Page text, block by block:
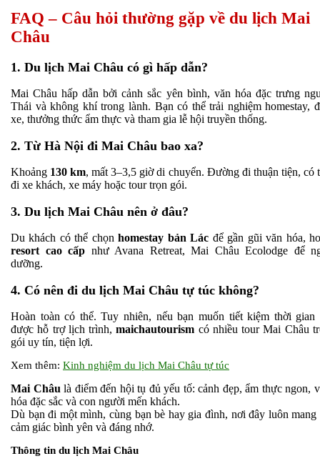
FAQ – Câu hỏi thường gặp về du lịch Mai
Châu
1. Du lịch Mai Châu có gì hấp dẫn?
Mai Châu hấp dẫn bởi cảnh sắc yên bình, văn hóa đặc trưng
Thái và không khí trong lành. Bạn có thể trải nghiệm homestay,
xe, thưởng thức ẩm thực và tham gia lễ hội truyền thống.
2. Từ Hà Nội đi Mai Châu bao xa?
Khoảng 130 km, mất 3–3,5 giờ di chuyển. Đường đi thuận tiện, có
đi xe khách, xe máy hoặc tour trọn gói.
3. Du lịch Mai Châu nên ở đâu?
Du khách có thể chọnhomestay bản Lác để gần gũi văn hóa,
resort cao cấp như Avana Retreat, Mai Châu Ecolodge để
dưỡng.
4. Có nên đi du lịch Mai Châu tự túc không?
Hoàn toàn có thể. Tuy nhiên, nếu bạn muốn tiết kiệm thời gian
được hỗ trợ lịch trình,maichautourism có nhiều tour Mai Châu
gói uy tín, tiện lợi.
Xem thêm: Kinh nghiệm du lịch Mai Châu tự túc
Mai Châu là điểm đến hội tụ đủ yếu tố: cảnh đẹp, ẩm thực ngon,
hóa đặc sắc và con người mến khách.
Dù bạn đi một mình, cùng bạn bè hay gia đình, nơi đây luôn mang
cảm giác bình yên và đáng nhớ.
Thông tin du lịch Mai Châu